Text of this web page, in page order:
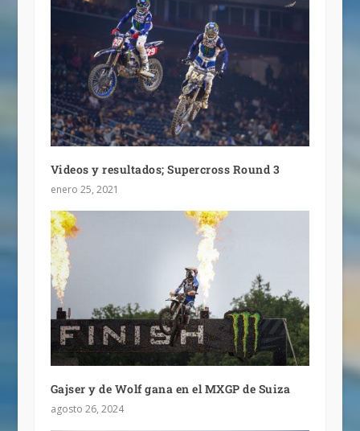
Videos y resultados; Supercross Round 3
enero 25, 2021
Gajser y de Wolf gana en el MXGP de Suiza
agosto 26, 2024